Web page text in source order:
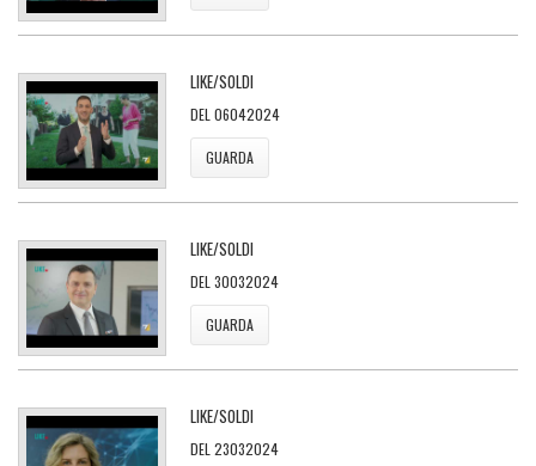
LIKE/SOLDI
DEL 06042024
GUARDA
LIKE/SOLDI
DEL 30032024
GUARDA
LIKE/SOLDI
DEL 23032024